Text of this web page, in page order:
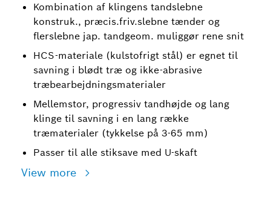
Kombination af klingens tandslebne
konstruk., præcis.friv.slebne tænder og
flerslebne jap. tandgeom. muliggør rene snit
HCS-materiale (kulstofrigt stål) er egnet til
savning i blødt træ og ikke-abrasive
træbearbejdningsmaterialer
Mellemstor, progressiv tandhøjde og lang
klinge til savning i en lang række
træmaterialer (tykkelse på 3-65 mm)
Passer til alle stiksave med U-skaft
View more